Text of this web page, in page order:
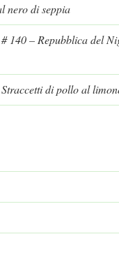
nero di seppia
# 140 – Repubblica del
Straccetti di pollo al